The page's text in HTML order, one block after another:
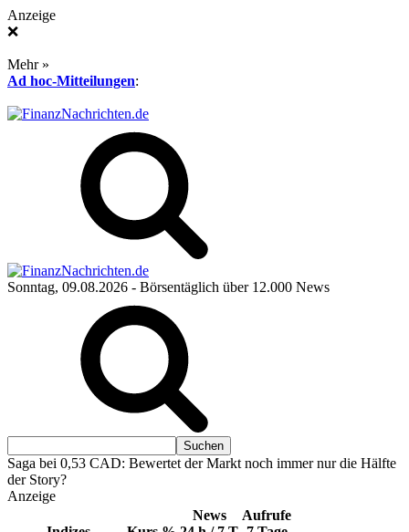
Anzeige
❌
Mehr »
Ad hoc-Mitteilungen:
Sonntag, 09.08.2026 - Börsentäglich über 12.000 News
Saga bei 0,53 CAD: Bewertet der Markt noch immer nur die Hälfte
der Story?
Anzeige
News
Aufrufe